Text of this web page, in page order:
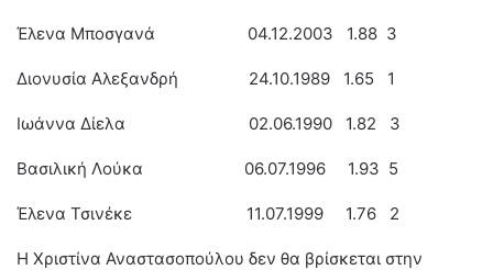
Έλενα Μποσγανά 04.12.2003 1.88 3
Διονυσία Αλεξανδρή 24.10.1989 1.65 1
Ιωάννα Δίελα 02.06.1990 1.82 3
Βασιλική Λούκα 06.07.1996 1.93 5
Έλενα Τσινέκε 11.07.1999 1.76 2
Η Χριστίνα Αναστασοπούλου δεν θα βρίσκεται στην